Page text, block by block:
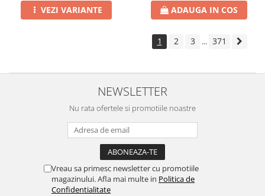
VEZI VARIANTE ADAUGA IN COS
1 2 3 ... 371
NEWSLETTER
Nu rata ofertele si promotiile noastre
Vreau sa primesc newsletter cu promotiile
magazinului. Afla mai multe in Politica de
Confidentialitate